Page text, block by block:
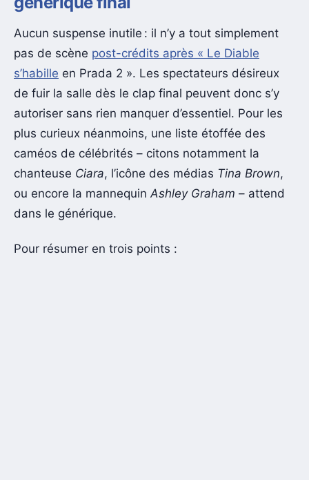
Aucun suspense inutile : il n’y a tout simplement
pas de scène post-crédits après « Le Diable
s’habille en Prada 2 ». Les spectateurs désireux
de fuir la salle dès le clap final peuvent donc s’y
autoriser sans rien manquer d’essentiel. Pour les
plus curieux néanmoins, une liste étoffée des
caméos de célébrités – citons notamment la
chanteuse Ciara, l’icône des médias Tina Brown,
ou encore la mannequin Ashley Graham – attend
dans le générique.
Pour résumer en trois points :